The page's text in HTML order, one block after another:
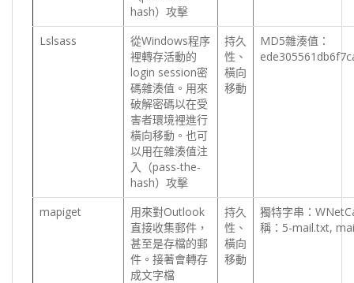
hash）攻擊
Lslsass
從Windows程序
裡轉存活動的
login session密
碼雜湊值。用來
破解密碼以在受
害者環境裡進行
橫向移動。也可
以用在雜湊值注
入（pass-the-
hash）攻擊
持久
性、
橫向
移動
MD5雜湊值：
mapiget
用來對Outlook
直接收集郵件，
甚至是存檔的郵
件。接著會轉存
成文字檔
持久
性、
橫向
移動
獨特字串：
稱：5-mail.txt,